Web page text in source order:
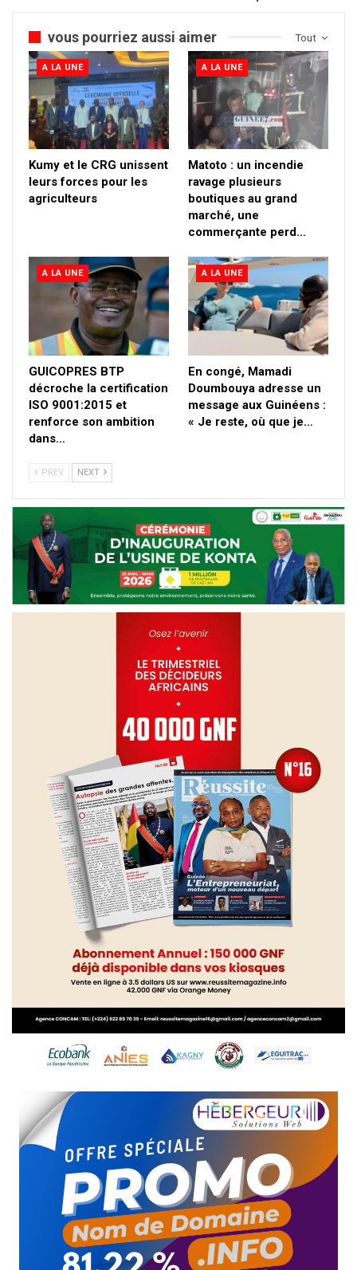
Tout
vous pourriez aussi aimer
A LA UNE
Kumy et le CRG unissent
leurs forces pour les
agriculteurs
A LA UNE
Matoto : un incendie
ravage plusieurs
boutiques au grand
marché, une
commerçante perd…
A LA UNE
GUICOPRES BTP
décroche la certification
ISO 9001:2015 et
renforce son ambition
dans…
A LA UNE
En congé, Mamadi
Doumbouya adresse un
message aux Guinéens :
« Je reste, où que je…
PREV NEXT